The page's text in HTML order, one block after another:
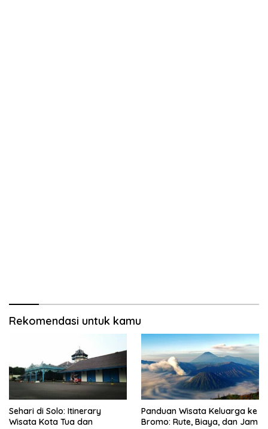
Rekomendasi untuk kamu
Sehari di Solo: Itinerary
Wisata Kota Tua dan
Panduan Wisata Keluarga ke
Bromo: Rute, Biaya, dan Jam